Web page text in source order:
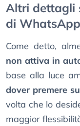
Altri dettagli
di WhatsApp
Come detto,
non attiva in
base alla luce
dover premere
volta che lo
maggior